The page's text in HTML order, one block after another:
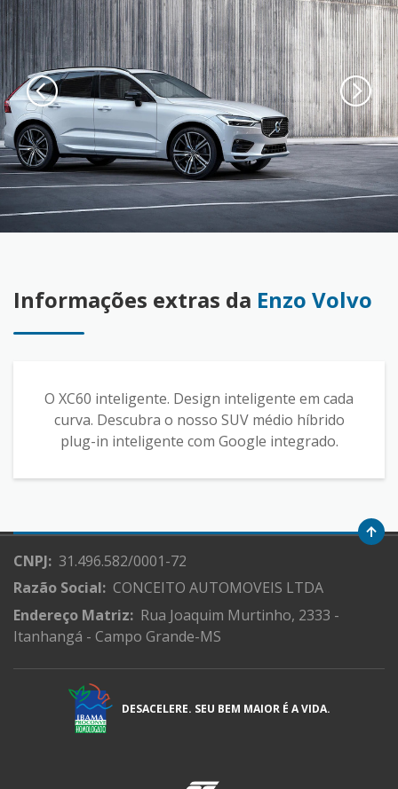
Informações extras da Enzo Volvo
O XC60 inteligente. Design inteligente em cada
curva. Descubra o nosso SUV médio híbrido
plug-in inteligente com Google integrado.
CNPJ: 31.496.582/0001-72
Razão Social: CONCEITO AUTOMOVEIS LTDA
Endereço Matriz: Rua Joaquim Murtinho, 2333 -
Itanhangá - Campo Grande-MS
DESACELERE. SEU BEM MAIOR É A VIDA.